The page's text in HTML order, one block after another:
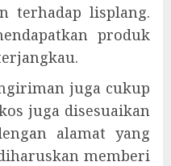
terhadap lisplang.
produk
juga cukup
juga disesuaikan
alamat yang
memberi